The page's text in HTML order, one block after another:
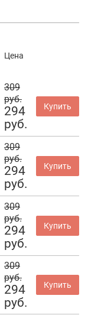
Цена
309
руб.
294
руб.
Купить
309
руб.
294
руб.
Купить
309
руб.
294
руб.
Купить
309
руб.
294
руб.
Купить